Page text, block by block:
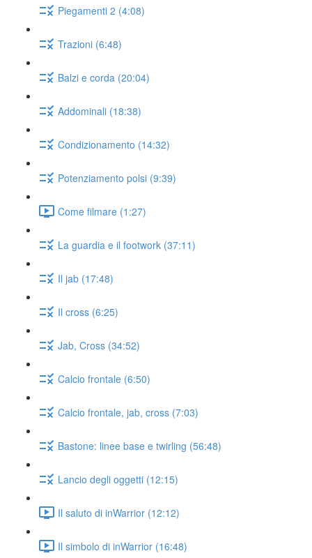
Piegamenti 2 (4:08)
Trazioni (6:48)
Balzi e corda (20:04)
Addominali (18:38)
Condizionamento (14:32)
Potenziamento polsi (9:39)
Come filmare (1:27)
La guardia e il footwork (37:11)
Il jab (17:48)
Il cross (6:25)
Jab, Cross (34:52)
Calcio frontale (6:50)
Calcio frontale, jab, cross (7:03)
Bastone: linee base e twirling (56:48)
Lancio degli oggetti (12:15)
Il saluto di inWarrior (12:12)
Il simbolo di inWarrior (16:48)